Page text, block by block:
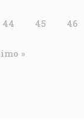
44 45 46
»